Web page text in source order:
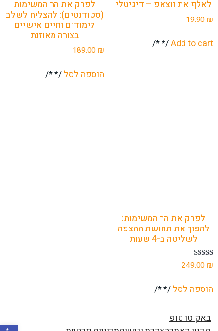
לאלף את ווצאפ – דיגיטלי
₪
Add to cart
/* */
לפרק את הר המשימות
(סטודנטים): להצליח לשלב
לימודים וחיים אישיים
בצורה מאוזנת
₪
הוספה לסל/* */
לפרק את הר המשימות:
להפוך את תחושת ההצפה
לשליטה ב-4 שעות
דורג
₪
הוספה לסל/* */
באק טו טופ
פתח